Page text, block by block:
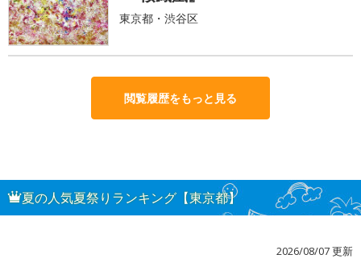
東京都・渋谷区
閲覧履歴をもっと見る
夏の人気夏祭りランキング【東京都】
2026/08/07 更新